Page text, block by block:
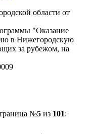
области от
"Оказание
в Нижегородскую
за рубежом, на
№5из 101: